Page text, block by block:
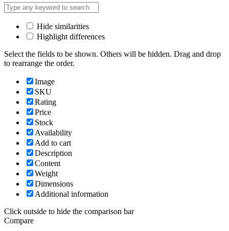
Hide similarities
Highlight differences
Select the fields to be shown. Others will be hidden. Drag and drop
to rearrange the order.
Image
SKU
Rating
Price
Stock
Availability
Add to cart
Description
Content
Weight
Dimensions
Additional information
Click outside to hide the comparison bar
Compare